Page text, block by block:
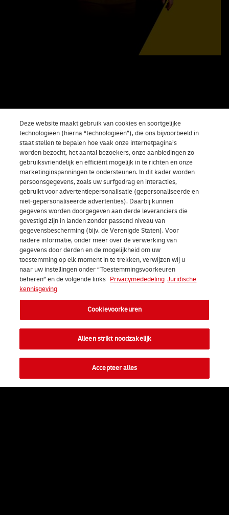
Deze website maakt gebruik van cookies en soortgelijke
technologieën (hierna “technologieën”), die ons bijvoorbeeld in
staat stellen te bepalen hoe vaak onze internetpagina’s
worden bezocht, het aantal bezoekers, onze aanbiedingen zo
gebruiksvriendelijk en efficiënt mogelijk in te richten en onze
marketinginspanningen te ondersteunen. In dit kader worden
persoonsgegevens, zoals uw surfgedrag en interacties,
gebruikt voor advertentiepersonalisatie (gepersonaliseerde en
niet-gepersonaliseerde advertenties). Daarbij kunnen
gegevens worden doorgegeven aan derde leveranciers die
gevestigd zijn in landen zonder passend niveau van
gegevensbescherming (bijv. de Verenigde Staten). Voor
nadere informatie, onder meer over de verwerking van
gegevens door derden en de mogelijkheid om uw
toestemming op elk moment in te trekken, verwijzen wij u
naar uw instellingen onder “Toestemmingsvoorkeuren
beheren” en de volgende links Privacymededeling Juridische
kennisgeving
Cookievoorkeuren
Alleen strikt noodzakelijk
Accepteer alles